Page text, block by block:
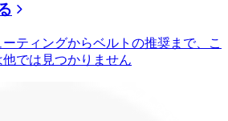
ティングからベルトの推奨まで、こ
では見つかりません